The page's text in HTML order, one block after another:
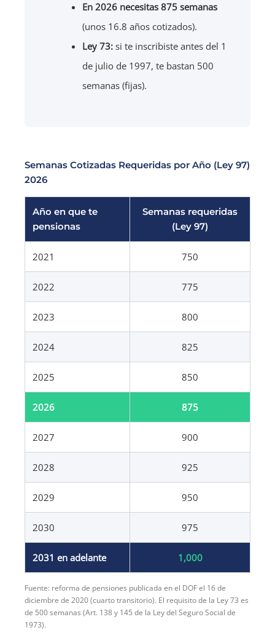
En 2026 necesitas 875 semanas
(unos 16.8 años cotizados).
Ley 73:si te inscribiste antes del 1
de julio de 1997, te bastan 500
semanas (fijas).
Semanas Cotizadas Requeridas por Año (Ley 97)
2026
Año en que te
pensionas
Semanas requeridas
(Ley 97)
2021 750
2022 775
2023 800
2024 825
2025 850
2026 875
2027 900
2028 925
2029 950
2030 975
2031 en adelante 1,000
Fuente: reforma de pensiones publicada en el DOF el 16 de
diciembre de 2020 (cuarto transitorio). El requisito de la Ley 73 es
de 500 semanas (Art. 138 y 145 de la Ley del Seguro Social de
1973).